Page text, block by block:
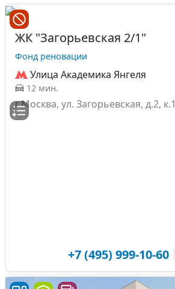
ЖК "Загорьевская 2/1"
Фонд реновации
Улица Академика Янгеля
12 мин.
г.Москва, ул. Загорьевская, д.2, к.1
+7 (495) 999-10-60